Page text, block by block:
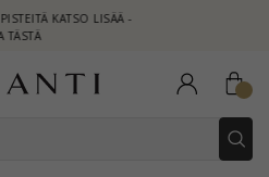
LISÄÄ -